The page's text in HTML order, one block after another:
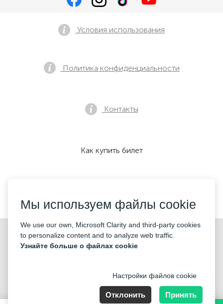
©2026 «KONTRAMARKA LTD» Все права защищены
Условия использования
Политика конфиденциальности
Контакты
Как купить билет
85 Great Portland Street, London, England, W1W 7LT, Company
Мы используем файлы cookie
We use our own, Microsoft Clarity and third-party cookies
to personalize content and to analyze web traffic.
Узнайте больше о файлах cookie
Настройки файлов cookie
Отклонить Принять